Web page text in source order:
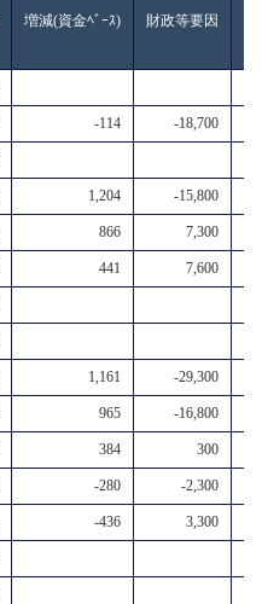
増減(資金ﾍﾞｰｽ) 財政等要因
-114 -18,700
1,204 -15,800
866 7,300
441 7,600
1,161 -29,300
965 -16,800
384 300
-280 -2,300
-436 3,300